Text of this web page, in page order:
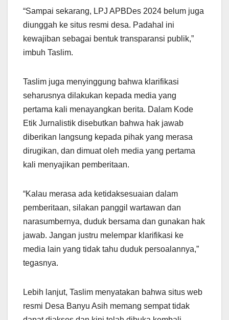
“Sampai sekarang, LPJ APBDes 2024 belum juga
diunggah ke situs resmi desa. Padahal ini
kewajiban sebagai bentuk transparansi publik,”
imbuh Taslim.
Taslim juga menyinggung bahwa klarifikasi
seharusnya dilakukan kepada media yang
pertama kali menayangkan berita. Dalam Kode
Etik Jurnalistik disebutkan bahwa hak jawab
diberikan langsung kepada pihak yang merasa
dirugikan, dan dimuat oleh media yang pertama
kali menyajikan pemberitaan.
“Kalau merasa ada ketidaksesuaian dalam
pemberitaan, silakan panggil wartawan dan
narasumbernya, duduk bersama dan gunakan hak
jawab. Jangan justru melempar klarifikasi ke
media lain yang tidak tahu duduk persoalannya,”
tegasnya.
Lebih lanjut, Taslim menyatakan bahwa situs web
resmi Desa Banyu Asih memang sempat tidak